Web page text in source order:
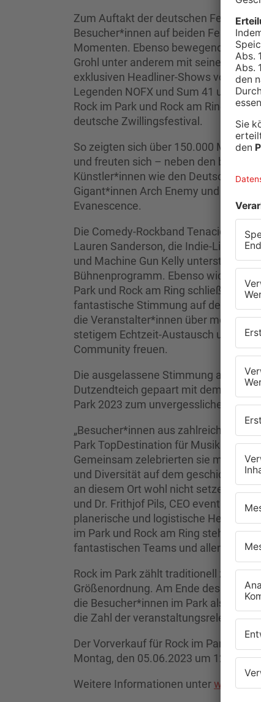
Zum Auftakt der deutschen
Besucher*innen auf beiden Festivals
Momenten. Ebenso bewegende wie
Grohl unter anderem mit seiner 17-
exklusiven Headliner-Shows von
Legenden NOFX und Sum 41
Rock im Park und Rock am Ring
deutsche Zwillingsfestival.
So zeigten sich über 150.000
und freuten sich – neben den bereits
Künstler*innen wie den
Gigant*innen Arch Enemy und Bullet
Evanescence.
Die Comedy-Rockband Tenacious D
Lauren Sanderson, die Indie-Lieblinge
und Machine Gun Kelly
Bühnenprogramm. Ebenso wichtig
Park und Rock am Ring schließlich die
fantastische Stimmung auf den
die Veranstalter*innen über mehrere
stetigem Echtzeit-Austausch und
Community freuen.
Die ausgelassene Stimmung auf
Dutzendteich gepaart mit dem
Park 2023 zum unvergesslichen
„Besucher*innen aus zahlreichen
Park TopDestination für
Gemeinsam zelebrierten sie mit über
und Diversität auf dem
an diesem Ort wohl nicht setzen!“
und Dr. Frithjof Pils, CEO
planerische und logistische
im Park und Rock am Ring steht.
fantastischen Teams und allen
Rock im Park zählt traditionell zu den
Größenordnung. Am Ende des letzten
die Besucher*innen im Park als
die Zahl der
Der Vorverkauf für Rock im Park und
Montag, den 05.06.2023 um 12:00
Weitere Informationen unter